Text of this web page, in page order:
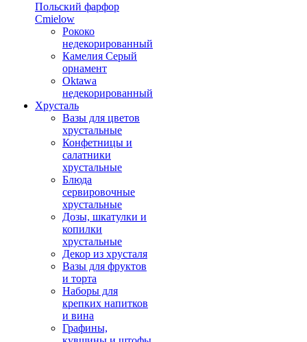
Польский фарфор
Сmielow
Рококо
недекорированный
Камелия Серый
орнамент
Oktawa
недекорированный
Хрусталь
Вазы для цветов
хрустальные
Конфетницы и
салатники
хрустальные
Блюда
сервировочные
хрустальные
Дозы, шкатулки и
копилки
хрустальные
Декор из хрусталя
Вазы для фруктов
и торта
Наборы для
крепких напитков
и вина
Графины,